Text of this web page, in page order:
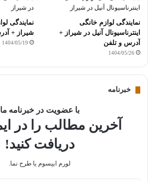
نمایندگی لوازم خانگی
اینترناسیونال آنیل در شیراز +
آدرس و تلفن
1404/05/26
نمایندگی
شیراز +
1404/05/19
خبرنامه
با عضویت در خبرنامه ما
آخرین مطالب را در
دریافت کنید!
لورم ایپسوم یا طرح‌ نما.